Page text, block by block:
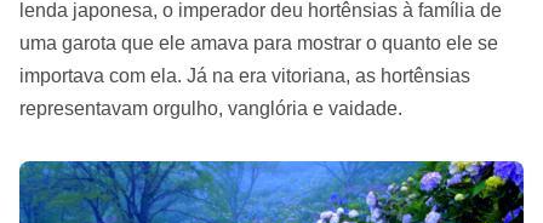
lenda japonesa, o imperador deu hortênsias à família de
uma garota que ele amava para mostrar o quanto ele se
importava com ela. Já na era vitoriana, as hortênsias
representavam orgulho, vanglória e vaidade.